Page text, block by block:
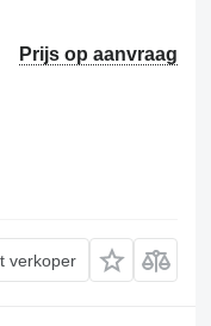
Prijs op aanvraag
verkoper